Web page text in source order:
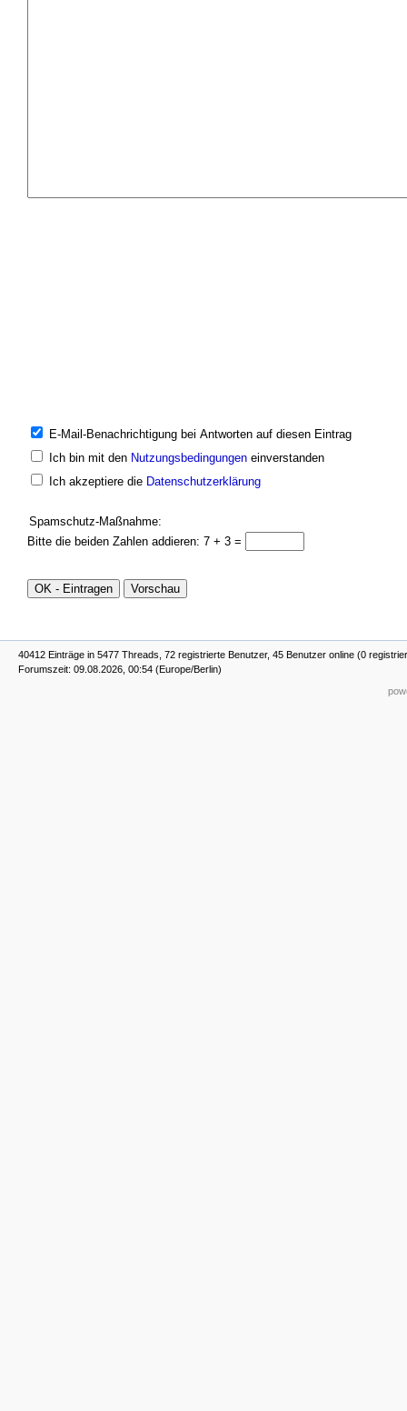
E-Mail-Benachrichtigung bei Antworten auf diesen Eintrag
Ich bin mit den Nutzungsbedingungeneinverstanden
Ich akzeptiere die Datenschutzerklärung
Spamschutz-Maßnahme:
Bitte die beiden Zahlen addieren: 7 + 3 =
40412 Einträge in 5477 Threads, 72 registrierte Benutzer, 45 Benutzer online (0
Forumszeit: 09.08.2026, 00:54 (Europe/Berlin)